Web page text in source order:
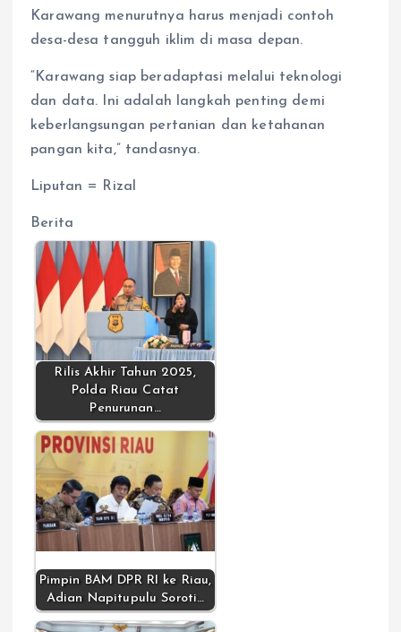
Karawang menurutnya harus menjadi contoh
desa-desa tangguh iklim di masa depan.
“Karawang siap beradaptasi melalui teknologi
dan data. Ini adalah langkah penting demi
keberlangsungan pertanian dan ketahanan
pangan kita,” tandasnya.
Liputan = Rizal
Berita
Rilis Akhir Tahun 2025,
Polda Riau Catat
Penurunan…
Pimpin BAM DPR RI ke Riau,
Adian Napitupulu Soroti…